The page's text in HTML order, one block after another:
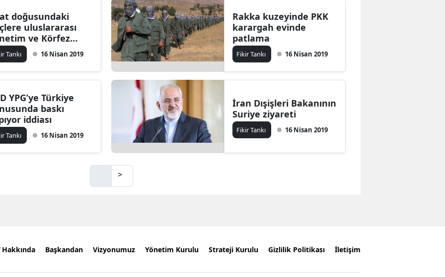
doğusundaki
uluslararası
ve Körfez
Tankı 16 Nisan 2019
Rakka kuzeyinde PKK
karargah evinde
patlama
Fikir Tankı 16 Nisan 2019
YPG’ye Türkiye
baskı
iddiası
Tankı 16 Nisan 2019
İran Dışişleri Bakanının
Suriye ziyareti
Fikir Tankı 16 Nisan 2019
>
Hakkında Başkandan Vizyonumuz Yönetim Kurulu Strateji Kurulu Gizlilik Politikası İletişim